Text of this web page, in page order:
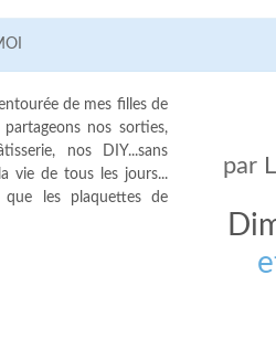
par
de mes filles de
nos sorties,
nos DIY...sans
vie de tous les jours...
les plaquettes de